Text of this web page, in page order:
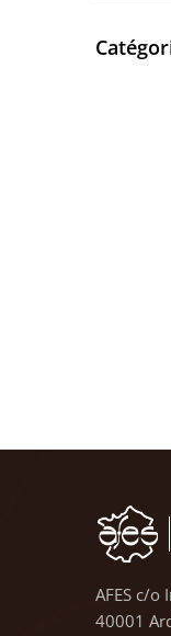
AFES c/o
40001